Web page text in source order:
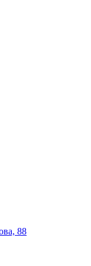
88